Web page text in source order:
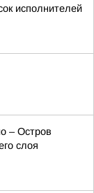
исполнителей
– Остров
слоя